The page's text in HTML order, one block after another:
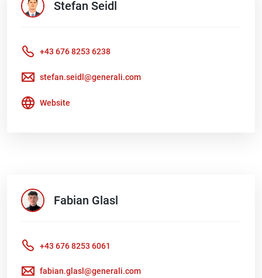
Stefan Seidl
+43 676 8253 6238
stefan.seidl@generali.com
Website
Fabian Glasl
+43 676 8253 6061
fabian.glasl@generali.com